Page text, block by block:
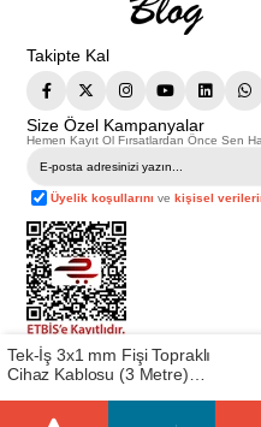
Takipte Kal
Size Özel Kampanyalar
Hemen Kayıt Ol Fırsatlardan Önce Sen
Üyelik koşullarını vekişisel
Telif Hakkı © 2026Afeks
Bu web sitesindeki tüm ürünler
görsel ve yazılı içerikler firmamıza
başka yerlerde kullanılamaz.
Tek-İş 3x1 mm Fişi Topraklı
Cihaz Kablosu (3 Metre)